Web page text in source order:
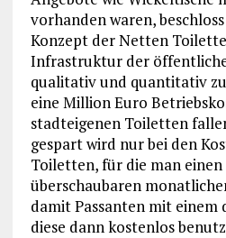
vorhanden waren,
Konzept der Netten
Infrastruktur der
qualitativ und quantitativ
eine Million Euro
stadteigenen Toiletten
gespart wird nur bei den
Toiletten, für die man
überschaubaren
damit Passanten mit einem
diese dann kostenlos